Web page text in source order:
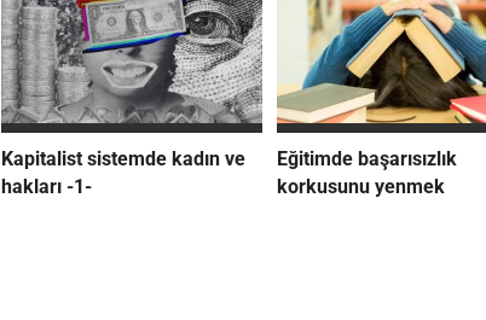
Kapitalist sistemde kadın ve
hakları -1-
Eğitimde başarısızlık
korkusunu yenmek